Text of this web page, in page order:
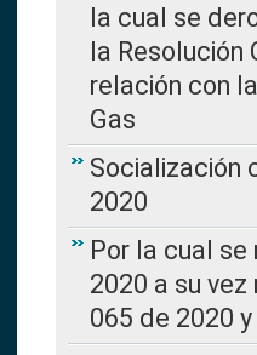
la cual se
la Resolución
relación con
Gas
Socialización
2020
Por la cual se
2020 a su
065 de 2020